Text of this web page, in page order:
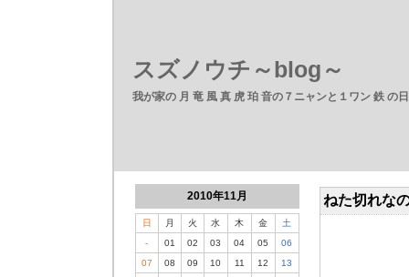
スズノウチ～blog～
我が家の 月 竜 風 真 虎 珀 音の７ニャンと１ワン 鉄 の
2010年11月
日 月 火 水 木 金
土
-
01 02 03 04 05
06
07
08 09 10 11 12
13
ねた切れな